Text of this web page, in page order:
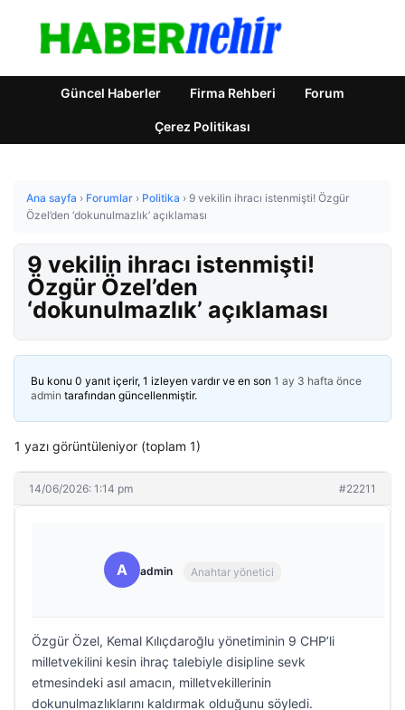
Güncel Haberler Firma Rehberi Forum
Çerez Politikası
Ana sayfa › Forumlar › Politika › 9 vekilin ihracı istenmişti! Özgür
Özel’den ‘dokunulmazlık’ açıklaması
9 vekilin ihracı istenmişti!
Özgür Özel’den
‘dokunulmazlık’ açıklaması
Bu konu 0 yanıt içerir, 1 izleyen vardır ve en son 1 ay 3 hafta önce
admin tarafından güncellenmiştir.
1 yazı görüntüleniyor (toplam 1)
14/06/2026: 1:14 pm #22211
A admin Anahtar yönetici
Özgür Özel, Kemal Kılıçdaroğlu yönetiminin 9 CHP’li
milletvekilini kesin ihraç talebiyle disipline sevk
etmesindeki asıl amacın, milletvekillerinin
dokunulmazlıklarını kaldırmak olduğunu söyledi.